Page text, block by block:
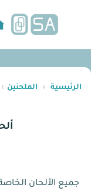
الرئيسية › الملحنين ›
جميع الألحان